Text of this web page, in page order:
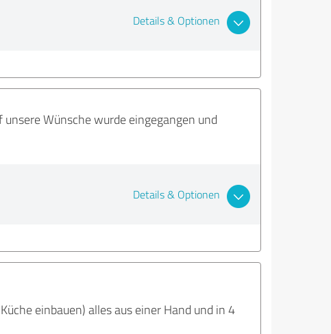
Details & Optionen
Wünsche wurde eingegangen und
Details & Optionen
einbauen) alles aus einer Hand und in 4